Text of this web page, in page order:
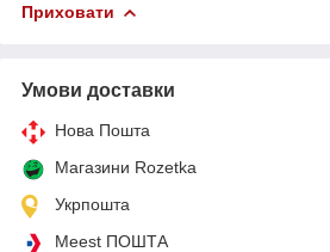
Приховати
Умови доставки
Нова Пошта
Магазини Rozetka
Укрпошта
Meest ПОШТА